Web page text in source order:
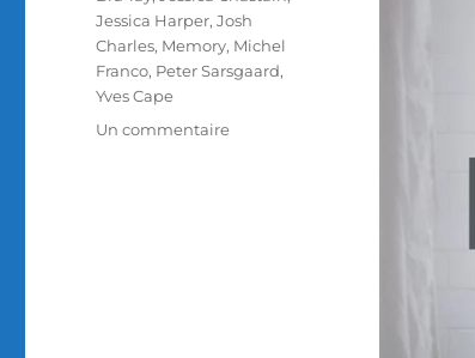
Jessica Harper,Josh
Charles, Memory, Michel
Franco, Peter Sarsgaard,
Yves Cape
Un commentairesur